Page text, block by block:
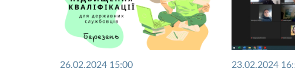
26.02.2024 15:00 23.02.2024